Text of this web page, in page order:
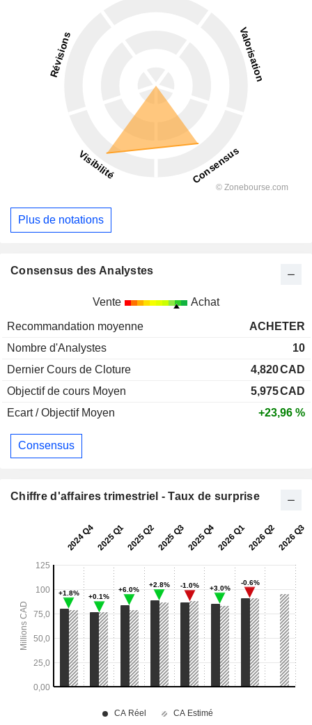
Plus de notations
Consensus des Analystes
Vente Achat
Recommandation moyenne
ACHETER
Nombre d'Analystes
10
Dernier Cours de Cloture
4,820CAD
Objectif de cours Moyen
5,975CAD
Ecart / Objectif Moyen
+23,96 %
Consensus
Chiffre d'affaires trimestriel - Taux de surprise